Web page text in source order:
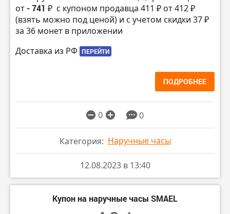
от- 741 ₽ с купоном продавца 411 ₽ от 412 ₽
(взять можно под ценой) и с учетом скидки 37 ₽
за 36 монет в приложении
Доставка из РФ ПЕРЕЙТИ
ПОДРОБНЕЕ
0 0
Категория: Наручные часы
12.08.2023 в 13:40
Купон на наручные часы SMAEL